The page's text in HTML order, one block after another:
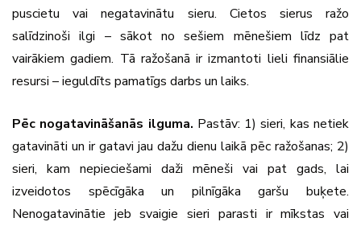
puscietu vai negatavinātu sieru. Cietos sierus ražo
salīdzinoši ilgi – sākot no sešiem mēnešiem līdz pat
vairākiem gadiem. Tā ražošanā ir izmantoti lieli finansiālie
resursi – ieguldīts pamatīgs darbs un laiks.
Pēc nogatavināšanās ilguma. Pastāv: 1) sieri, kas netiek
gatavināti un ir gatavi jau dažu dienu laikā pēc ražošanas; 2)
sieri, kam nepieciešami daži mēneši vai pat gads, lai
izveidotos spēcīgāka un pilnīgāka garšu buķete.
Nenogatavinātie jeb svaigie sieri parasti ir mīkstas vai